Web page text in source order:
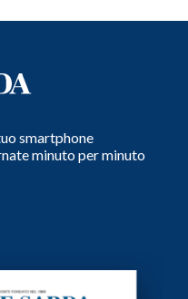
smartphone
minuto per minuto